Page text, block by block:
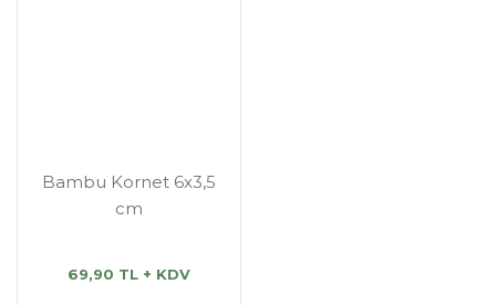
Bambu Kornet 6x3,5
cm
69,90 TL + KDV